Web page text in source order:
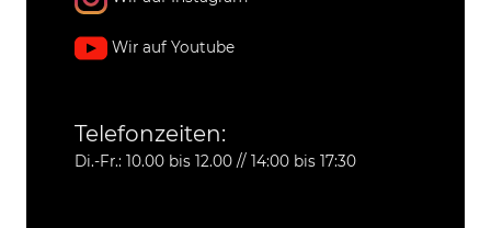
Wir auf Youtube
Telefonzeiten:
Di.-Fr.: 10.00 bis 12.00 // 14:00 bis 17:30